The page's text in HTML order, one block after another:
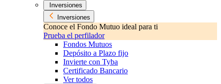
Inversiones
Inversiones
Conoce el Fondo Mutuo ideal para ti
Prueba el perfilador
Fondos Mutuos
Depósito a Plazo fijo
Invierte con Tyba
Certificado Bancario
Ver todos